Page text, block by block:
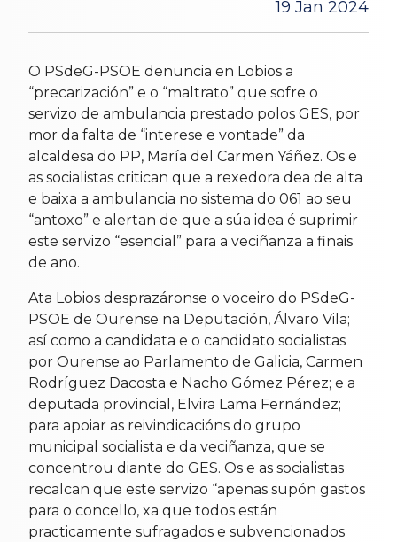
19 Jan 2024
O PSdeG-PSOE denuncia en Lobios a
“precarización” e o “maltrato” que sofre o
servizo de ambulancia prestado polos GES, por
mor da falta de “interese e vontade” da
alcaldesa do PP, María del Carmen Yáñez. Os e
as socialistas critican que a rexedora dea de alta
e baixa a ambulancia no sistema do 061 ao seu
“antoxo” e alertan de que a súa idea é suprimir
este servizo “esencial” para a veciñanza a finais
de ano.
Ata Lobios desprazáronse o voceiro do PSdeG-
PSOE de Ourense na Deputación, Álvaro Vila;
así como a candidata e o candidato socialistas
por Ourense ao Parlamento de Galicia, Carmen
Rodríguez Dacosta e Nacho Gómez Pérez; e a
deputada provincial, Elvira Lama Fernández;
para apoiar as reivindicacións do grupo
municipal socialista e da veciñanza, que se
concentrou diante do GES. Os e as socialistas
recalcan que este servizo “apenas supón gastos
para o concello, xa que todos están
practicamente sufragados e subvencionados